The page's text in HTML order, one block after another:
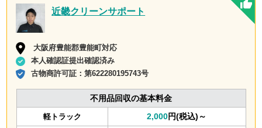
近畿クリーンサポート
大阪府豊能郡豊能町対応
本人確認証提出確認済み
古物商許可証：第622280195743号
不用品回収の基本料金
軽トラック 2,000円(税込)～